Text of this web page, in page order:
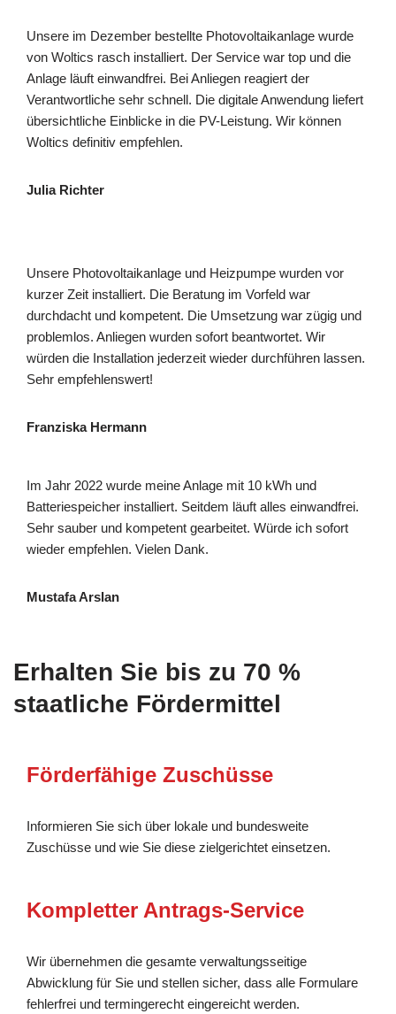
Unsere im Dezember bestellte Photovoltaikanlage wurde
von Woltics rasch installiert. Der Service war top und die
Anlage läuft einwandfrei. Bei Anliegen reagiert der
Verantwortliche sehr schnell. Die digitale Anwendung liefert
übersichtliche Einblicke in die PV-Leistung. Wir können
Woltics definitiv empfehlen.
Julia Richter
Unsere Photovoltaikanlage und Heizpumpe wurden vor
kurzer Zeit installiert. Die Beratung im Vorfeld war
durchdacht und kompetent. Die Umsetzung war zügig und
problemlos. Anliegen wurden sofort beantwortet. Wir
würden die Installation jederzeit wieder durchführen lassen.
Sehr empfehlenswert!
Franziska Hermann
Im Jahr 2022 wurde meine Anlage mit 10 kWh und
Batteriespeicher installiert. Seitdem läuft alles einwandfrei.
Sehr sauber und kompetent gearbeitet. Würde ich sofort
wieder empfehlen. Vielen Dank.
Mustafa Arslan
Erhalten Sie bis zu 70 %
staatliche Fördermittel
Förderfähige Zuschüsse
Informieren Sie sich über lokale und bundesweite
Zuschüsse und wie Sie diese zielgerichtet einsetzen.
Kompletter Antrags-Service
Wir übernehmen die gesamte verwaltungsseitige
Abwicklung für Sie und stellen sicher, dass alle Formulare
fehlerfrei und termingerecht eingereicht werden.